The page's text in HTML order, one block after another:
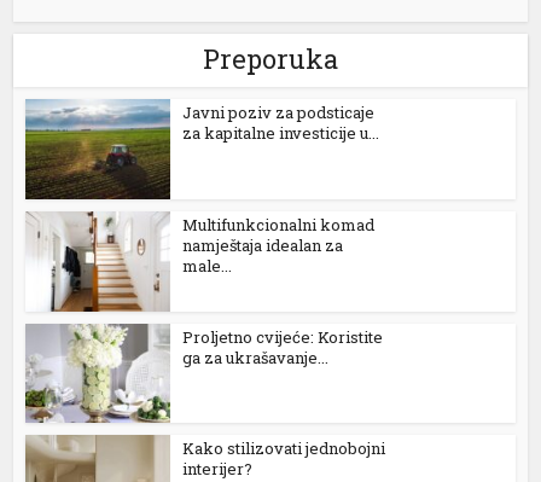
Preporuka
Јavni poziv za podsticaje
za kapitalne investicije u...
Multifunkcionalni komad
namještaja idealan za
male...
Proljetno cvijeće: Koristite
ga za ukrašavanje...
Kako stilizovati jednobojni
interijer?